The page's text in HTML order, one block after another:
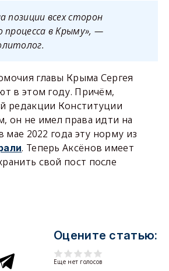
позиции всех сторон
процесса в Крыму», —
главы Крыма Сергея
в этом году. Причём,
редакции Конституции
он не имел права идти на
мае 2022 года эту норму из
. Теперь Аксёнов имеет
свой пост после
Оцените статью:
Еще нет голосов